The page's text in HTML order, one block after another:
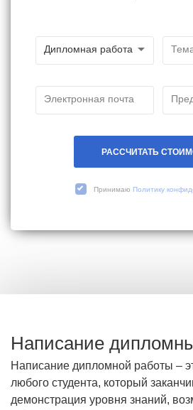
РАССЧИТАТЬ
Принимаю Политику
Написание
Написание дипломной работы –
любого студента, который
демонстрация уровня знаний,